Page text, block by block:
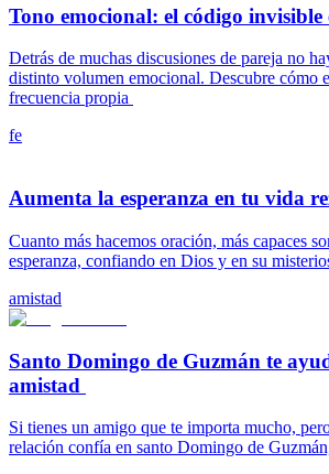
Tono emocional: el código invisible
Detrás de muchas discusiones de pareja no
distinto volumen emocional. Descubre cómo
frecuencia propia
fe
Aumenta la esperanza en tu vida
Cuanto más hacemos oración, más capaces
esperanza, confiando en Dios y en su
amistad
Santo Domingo de Guzmán te
amistad
Si tienes un amigo que te importa mucho,
relación confía en santo Domingo de